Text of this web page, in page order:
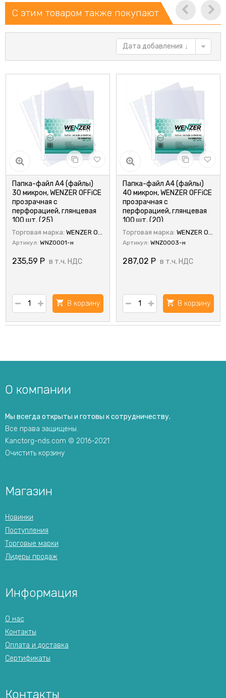
С этим товаром также покупают
Дата добавления
Папка-файл А4 (файлы)
30 микрон, WENZER OFFiCE
прозрачная с
перфорацией, глянцевая
100 шт. (25)
Торговая марка: WENZER OFFiCE
Артикул: WNZ0001-н
235,59 Р в т.ч. НДС
В корзину
Папка-файл А4 (файлы)
40 микрон, WENZER OFFiCE
прозрачная с
перфорацией, глянцевая
100 шт. (20)
Торговая марка: WENZER OFFiCE
Артикул: WNZ0003-н
287,02 Р в т.ч. НДС
В корзину
О компании
Мы всегда открыты и готовы к сотрудничеству.
Все права защищены.
Kanctorg-nds.com © 2016-2021
Очистить корзину
Магазин
Новинки
Поступления
Торговые марки
Лидеры продаж
Информация
О нас
Контакты
Оплата и доставка
Сертификаты
Контакты